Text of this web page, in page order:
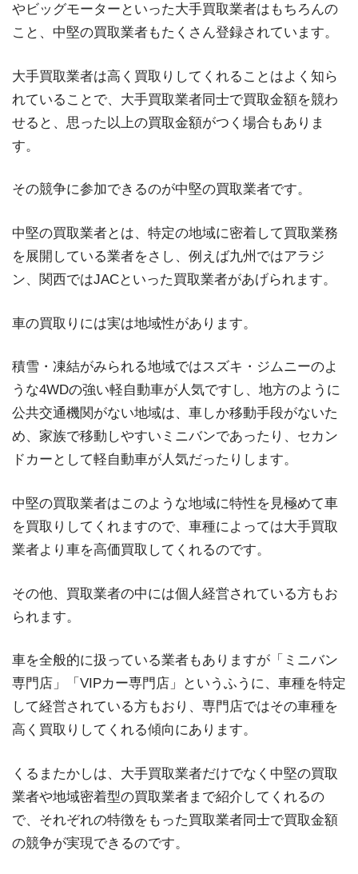
やビッグモーターといった大手買取業者はもちろんの
こと、中堅の買取業者もたくさん登録されています。
大手買取業者は高く買取りしてくれることはよく知ら
れていることで、大手買取業者同士で買取金額を競わ
せると、思った以上の買取金額がつく場合もありま
す。
その競争に参加できるのが中堅の買取業者です。
中堅の買取業者とは、特定の地域に密着して買取業務
を展開している業者をさし、例えば九州ではアラジ
ン、関西ではJACといった買取業者があげられます。
車の買取りには実は地域性があります。
積雪・凍結がみられる地域ではスズキ・ジムニーのよ
うな4WDの強い軽自動車が人気ですし、地方のように
公共交通機関がない地域は、車しか移動手段がないた
め、家族で移動しやすいミニバンであったり、セカン
ドカーとして軽自動車が人気だったりします。
中堅の買取業者はこのような地域に特性を見極めて車
を買取りしてくれますので、車種によっては大手買取
業者より車を高価買取してくれるのです。
その他、買取業者の中には個人経営されている方もお
られます。
車を全般的に扱っている業者もありますが「ミニバン
専門店」「VIPカー専門店」というふうに、車種を特定
して経営されている方もおり、専門店ではその車種を
高く買取りしてくれる傾向にあります。
くるまたかしは、大手買取業者だけでなく中堅の買取
業者や地域密着型の買取業者まで紹介してくれるの
で、それぞれの特徴をもった買取業者同士で買取金額
の競争が実現できるのです。